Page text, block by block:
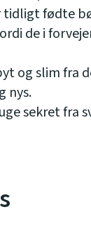
tidligt fødte
de i
og slim fra
nys.
sekret fra